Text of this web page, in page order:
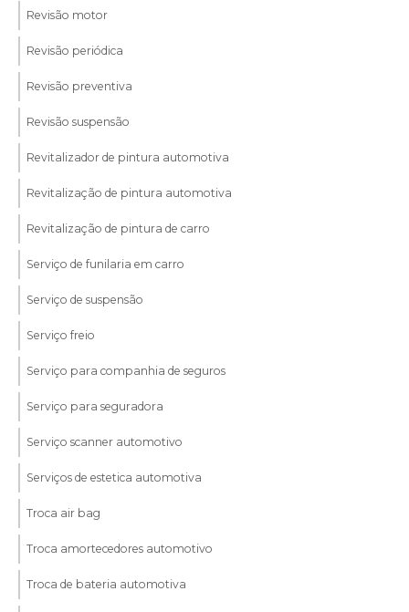
Revisão motor
Revisão periódica
Revisão preventiva
Revisão suspensão
Revitalizador de pintura automotiva
Revitalização de pintura automotiva
Revitalização de pintura de carro
Serviço de funilaria em carro
Serviço de suspensão
Serviço freio
Serviço para companhia de seguros
Serviço para seguradora
Serviço scanner automotivo
Serviços de estetica automotiva
Troca air bag
Troca amortecedores automotivo
Troca de bateria automotiva